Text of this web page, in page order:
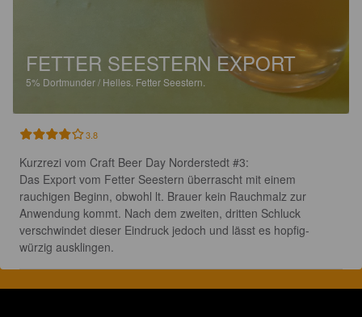
FETTER SEESTERN EXPORT
5% Dortmunder / Helles. Fetter Seestern.
3.8
Kurzrezi vom Craft Beer Day Norderstedt #3:
Das Export vom Fetter Seestern überrascht mit einem
rauchigen Beginn, obwohl lt. Brauer kein Rauchmalz zur
Anwendung kommt. Nach dem zweiten, dritten Schluck
verschwindet dieser Eindruck jedoch und lässt es hopfig-
würzig ausklingen.